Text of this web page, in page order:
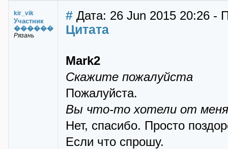
kir_vik
Участник
������
Рязань
# Дата: 26 Jun 2015 20:26 -
Цитата
Mark2
Скажите пожалуйста
Пожалуйста.
Вы что-то хотели от
Нет, спасибо. Просто
Если что спрошу.